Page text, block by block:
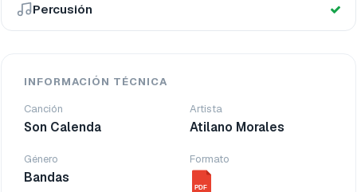
Percusión
INFORMACIÓN TÉCNICA
Canción
Son Calenda
Artista
Atilano Morales
Género
Bandas
Formato
PDF